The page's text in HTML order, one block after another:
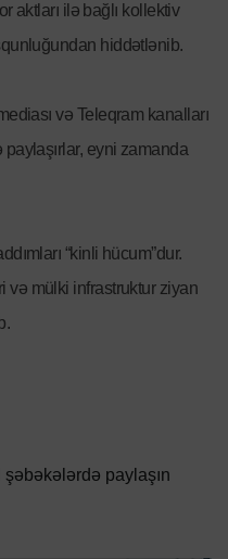
aktları ilə bağlı kollektiv
hiddətlənib.
və Teleqram kanalları
eyni zamanda
“kinli hücum”dur.
və mülki infrastruktur ziyan
şəbəkələrdə paylaşın